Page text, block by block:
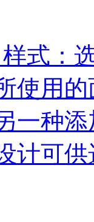
样式：
使用
一种
计可